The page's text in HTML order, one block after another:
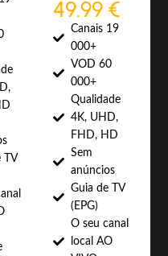
TV
49.99 €
Canais 19
000+
VOD 60
000+
Qualidade
4K, UHD,
FHD, HD
Sem
anúncios
Guia de TV
(EPG)
O seu canal
local AO